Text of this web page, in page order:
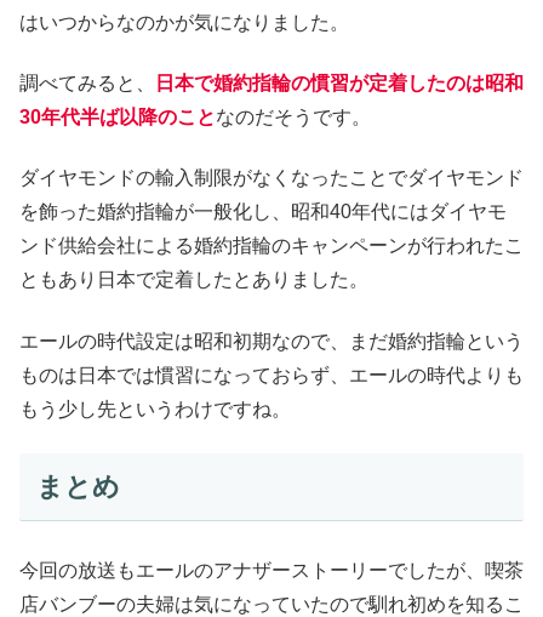
はいつからなのかが気になりました。
調べてみると、
日本で婚約指輪の慣習が定着したのは昭和
30年代半ば以降のことなのだそうです。
ダイヤモンドの輸入制限がなくなったことでダイヤモンド
を飾った婚約指輪が一般化し、昭和40年代にはダイヤモ
ンド供給会社による婚約指輪のキャンペーンが行われたこ
ともあり日本で定着したとありました。
エールの時代設定は昭和初期なので、まだ婚約指輪という
ものは日本では慣習になっておらず、エールの時代よりも
もう少し先というわけですね。
まとめ
今回の放送もエールのアナザーストーリーでしたが、喫茶
店バンブーの夫婦は気になっていたので馴れ初めを知るこ